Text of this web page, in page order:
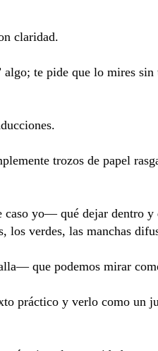
claridad.
algo; te pide que lo mires
trozos de papel
yo— qué dejar dentro y
los verdes, las manchas
que podemos mirar
práctico y verlo como un